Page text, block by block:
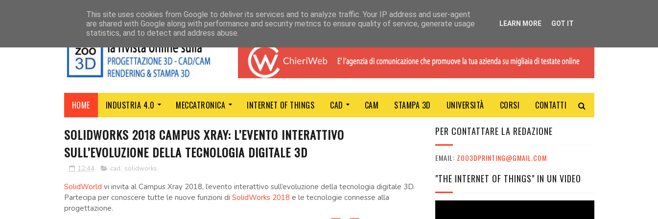
CONTATTI
HOME INDUSTRIA 4.0 MECCATRONICA INTERNET OF THINGS CAD CAM STAMPA 3D UNIVERSITÀ CORSI CONTATTI
SOLIDWORKS 2018 CAMPUS XRAY: L’EVENTO INTERATTIVO
SULL’EVOLUZIONE DELLA TECNOLOGIA DIGITALE 3D
12:44 cad, solidworks
SolidWorld vi invita al Campus Xray 2018, l’evento interattivo sull’evoluzione della tecnologia digitale 3D.
Partecipa per conoscere tutte le nuove funzioni di SolidWorks 2018 e le tecnologie connesse alla
progettazione.
PER CONTATTARE LA REDAZIONE
EMAIL: ZOO3DPRINTING@GMAIL.COM
"THE INTERNET OF THINGS" IN UN VIDEO
This site uses cookies from Google to deliver its services and to analyze traffic. Your IP address and user-agent
are shared with Google along with performance and security metrics to ensure quality of service, generate usage
statistics, and to detect and address abuse.
LEARN MORE GOT IT